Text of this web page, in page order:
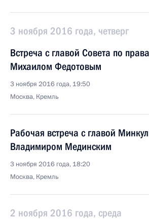
3 ноября 2016 года, четверг
Встреча с главой Совета по
Михаилом Федотовым
3 ноября 2016 года, 19:50
Москва, Кремль
Рабочая встреча с главой
Владимиром Мединским
3 ноября 2016 года, 18:20
Москва, Кремль
2 ноября 2016 года, среда